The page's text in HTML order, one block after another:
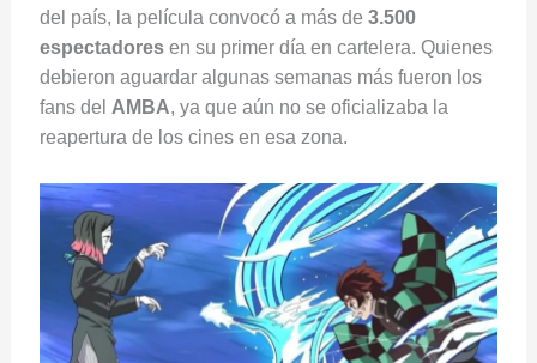
del país, la película convocó a más de 3.500
espectadoresen su primer día en cartelera. Quienes
debieron aguardar algunas semanas más fueron los
fans del AMBA, ya que aún no se oficializaba la
reapertura de los cines en esa zona.